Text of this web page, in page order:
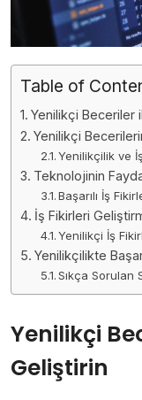
Table of
Yenilikçi Beceriler
Yenilikçi
Yenilikçilik ve
Teknolojinin
Başarılı İş
İş Fikirleri
Yenilikçi İş
Yenilikçilikte
Sıkça Sorulan
Yenilikçi
Geliştirin